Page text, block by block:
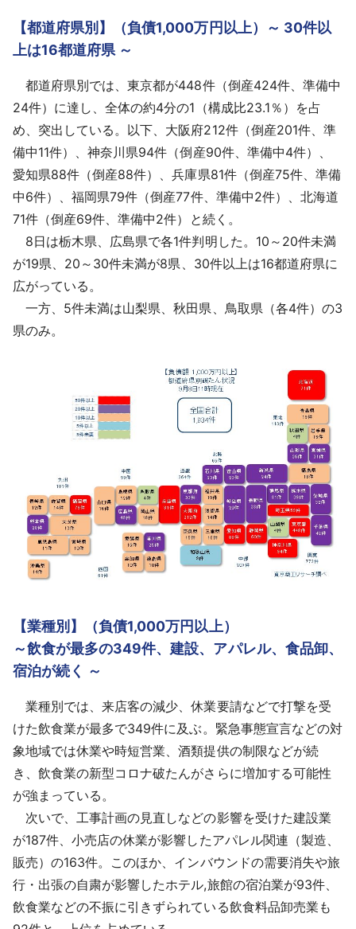
【都道府県別】（負債1,000万円以上）～ 30件以
上は16都道府県 ～
都道府県別では、東京都が448件（倒産424件、準備中
24件）に達し、全体の約4分の1（構成比23.1％）を占
め、突出している。以下、大阪府212件（倒産201件、準
備中11件）、神奈川県94件（倒産90件、準備中4件）、
愛知県88件（倒産88件）、兵庫県81件（倒産75件、準備
中6件）、福岡県79件（倒産77件、準備中2件）、北海道
71件（倒産69件、準備中2件）と続く。
8日は栃木県、広島県で各1件判明した。10～20件未満
が19県、20～30件未満が8県、30件以上は16都道府県に
広がっている。
一方、5件未満は山梨県、秋田県、鳥取県（各4件）の3
県のみ。
【業種別】（負債1,000万円以上）
～飲食が最多の349件、建設、アパレル、食品卸、
宿泊が続く ～
業種別では、来店客の減少、休業要請などで打撃を受
けた飲食業が最多で349件に及ぶ。緊急事態宣言などの対
象地域では休業や時短営業、酒類提供の制限などが続
き、飲食業の新型コロナ破たんがさらに増加する可能性
が強まっている。
次いで、工事計画の見直しなどの影響を受けた建設業
が187件、小売店の休業が影響したアパレル関連（製造、
販売）の163件。このほか、インバウンドの需要消失や旅
行・出張の自粛が影響したホテル,旅館の宿泊業が93件、
飲食業などの不振に引きずられている飲食料品卸売業も